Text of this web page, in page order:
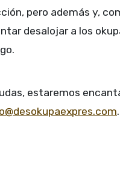
pero además y,
desalojar a los
estaremos